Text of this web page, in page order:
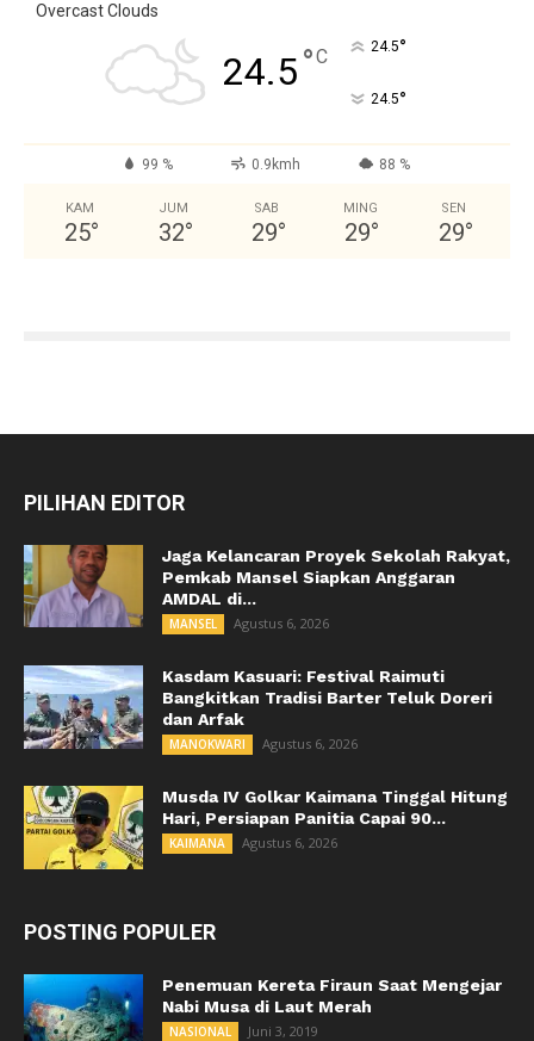
Overcast Clouds
24.5°C 24.5°
24.5°
99 % 0.9kmh 88 %
KAM
25°
JUM
32°
SAB
29°
MING
29°
SEN
29°
PILIHAN EDITOR
Jaga Kelancaran Proyek Sekolah Rakyat,
Pemkab Mansel Siapkan Anggaran
AMDAL di...
MANSEL Agustus 6, 2026
Kasdam Kasuari: Festival Raimuti
Bangkitkan Tradisi Barter Teluk Doreri
dan Arfak
MANOKWARI Agustus 6, 2026
Musda IV Golkar Kaimana Tinggal Hitung
Hari, Persiapan Panitia Capai 90...
KAIMANA Agustus 6, 2026
POSTING POPULER
Penemuan Kereta Firaun Saat Mengejar
Nabi Musa di Laut Merah
NASIONAL Juni 3, 2019